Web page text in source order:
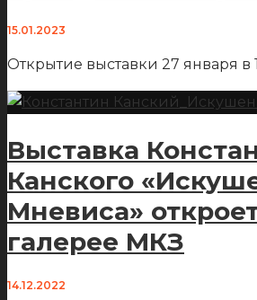
15.01.2023
Открытие выставки 27 января в
Выставка
Канского
Мневиса»
галерее МКЗ
14.12.2022